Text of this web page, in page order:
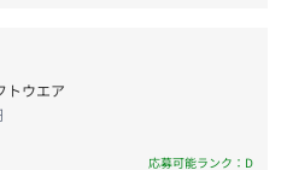
支給いたします。
スポーツ施設等利用可
利厚生】 ・
ア 健康保険組合） ・定
） ・慶弔見舞金（結婚、
格取得支援制度（当社が
、報奨金を付与等） ・退
トウエア
応募可能ランク：D